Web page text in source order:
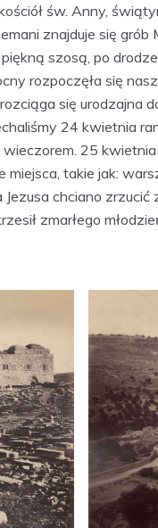
św. Anny,
znajduje się grób
szosą, po
rozpoczęła się
się urodzajna
24 kwietnia
25
takie jak:
chciano zrzucić
zmarłego